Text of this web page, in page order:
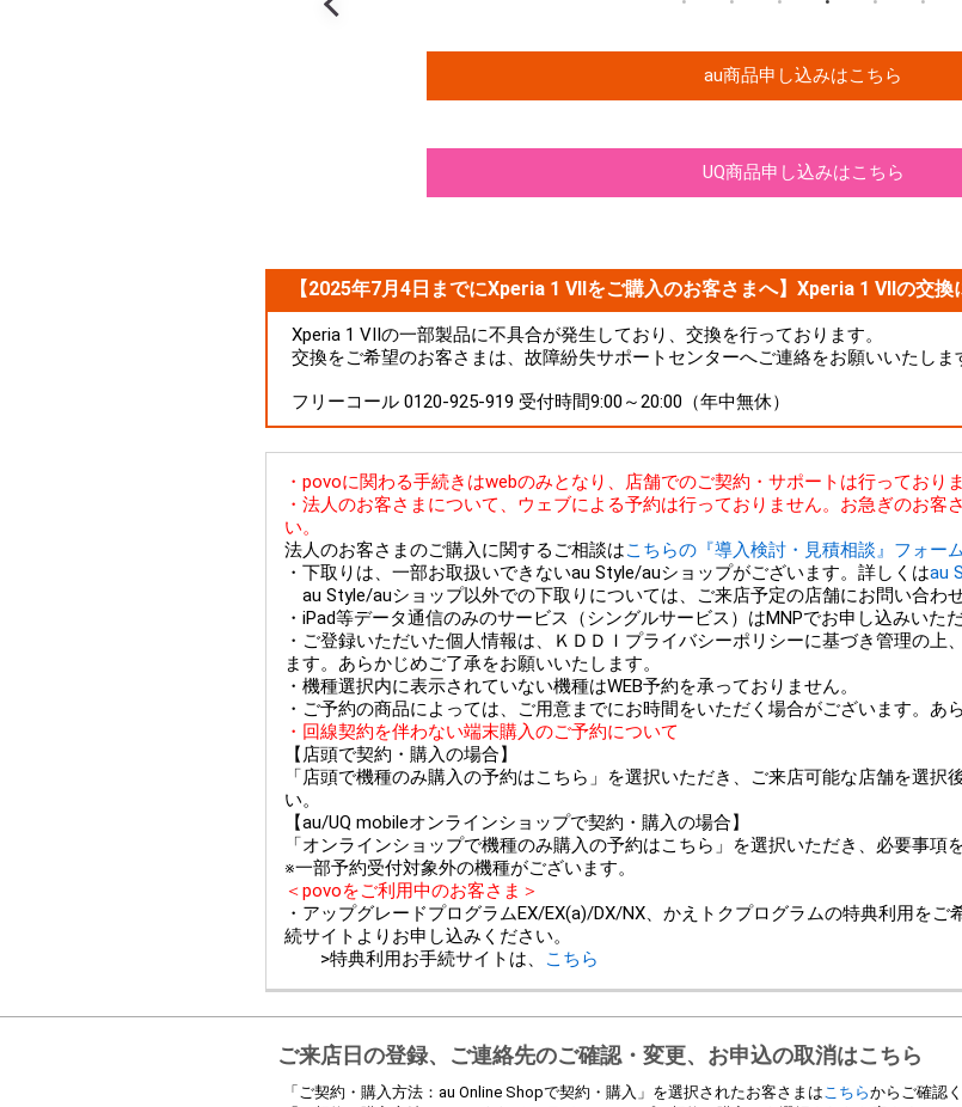
au商品申し込みはこちら
UQ商品申し込みはこちら
【2025年7月4日までにXperia 1 VIIをご購入のお客さまへ】Xperia 1 VIIの交換
Xperia 1 VIIの一部製品に不具合が発生しており、交換を行っております。
交換をご希望のお客さまは、故障紛失サポートセンターへご連絡をお願いいたしま
フリーコール 0120-925-919 受付時間9:00～20:00（年中無休）
・povoに関わる手続きはwebのみとなり、店舗でのご契約・サポートは行っておりま
・法人のお客さまについて、ウェブによる予約は行っておりません。お急ぎのお客
い。
法人のお客さまのご購入に関するご相談はこちらの『導入検討・見積相談』フォー
・下取りは、一部お取扱いできないau Style/auショップがございます。詳しくはau
au Style/auショップ以外での下取りについては、ご来店予定の店舗にお問い合わせ
・iPad等データ通信のみのサービス（シングルサービス）はMNPでお申し込みいただ
・ご登録いただいた個人情報は、ＫＤＤＩプライバシーポリシーに基づき管理の上
ます。あらかじめご了承をお願いいたします。
・機種選択内に表示されていない機種はWEB予約を承っておりません。
・ご予約の商品によっては、ご用意までにお時間をいただく場合がございます。あ
・回線契約を伴わない端末購入のご予約について
【店頭で契約・購入の場合】
「店頭で機種のみ購入の予約はこちら」を選択いただき、ご来店可能な店舗を選択
い。
【au/UQ mobileオンラインショップで契約・購入の場合】
「オンラインショップで機種のみ購入の予約はこちら」を選択いただき、必要事項
※一部予約受付対象外の機種がございます。
＜povoをご利用中のお客さま＞
・アップグレードプログラムEX/EX(a)/DX/NX、かえトクプログラムの特典利用を
続サイトよりお申し込みください。
>特典利用お手続サイトは、
こちら
ご来店日の登録、ご連絡先のご確認・変更、お申込の取消はこちら
「ご契約・購入方法：au Online Shopで契約・購入」を選択されたお客さまはこちらからご確認く